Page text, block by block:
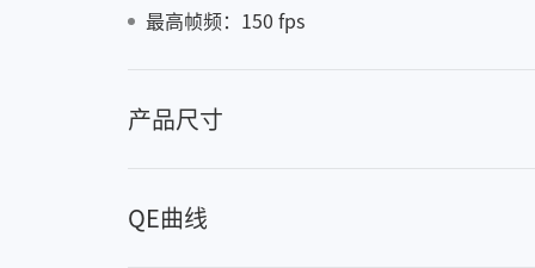
最高帧频：150 fps
产品尺寸
QE曲线